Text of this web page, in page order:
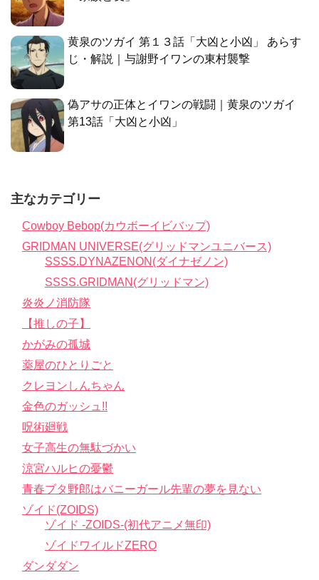
黄泉のツガイ 第１３話「大凶と小凶」 あらす
じ・解説｜与謝野イワンの東村襲撃
偽アサの正体とイワンの戦闘｜黄泉のツガイ
第13話「大凶と小凶」
主なカテゴリー
Cowboy Bebop(カウボーイビバップ)
GRIDMAN UNIVERSE(グリッドマンユニバース)
SSSS.DYNAZENON(ダイナゼノン)
SSSS.GRIDMAN(グリッドマン)
炎炎ノ消防隊
【推しの子】
かがみの孤城
薬屋のひとりごと
クレヨンしんちゃん
金色のガッシュ!!
呪術廻戦
女子高生の無駄づかい
涼宮ハルヒの憂鬱
青春ブタ野郎はバニーガール先輩の夢を見ない
ゾイド(ZOIDS)
ゾイド -ZOIDS-(初代アニメ無印)
ゾイドワイルドZERO
ダンダダン